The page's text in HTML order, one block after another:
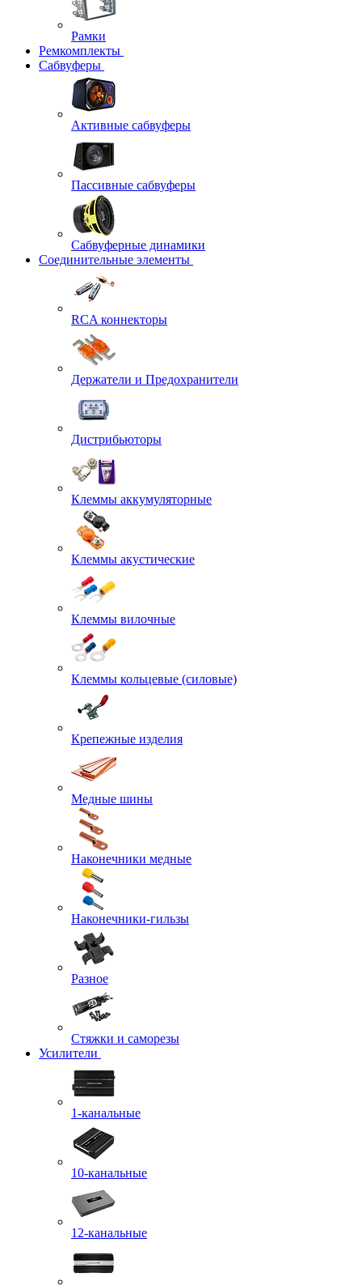
Рамки
Ремкомплекты
Сабвуферы
Активные сабвуферы
Пассивные сабвуферы
Сабвуферные динамики
Соединительные элементы
RCA коннекторы
Держатели и Предохранители
Дистрибьюторы
Клеммы аккумуляторные
Клеммы акустические
Клеммы вилочные
Клеммы кольцевые (силовые)
Крепежные изделия
Медные шины
Наконечники медные
Наконечники-гильзы
Разное
Стяжки и саморезы
Усилители
1-канальные
10-канальные
12-канальные